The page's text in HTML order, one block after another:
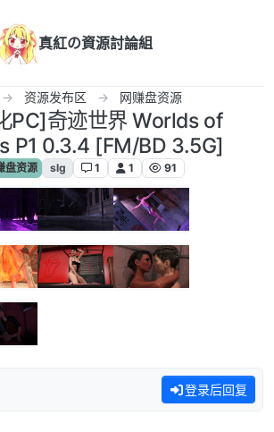
真紅の資源討論組
资源发布区 网赚盘资源
PC]奇迹世界 Worlds of
P1 0.3.4 [FM/BD 3.5G]
盘资源 slg 1 1 91
登录后回复